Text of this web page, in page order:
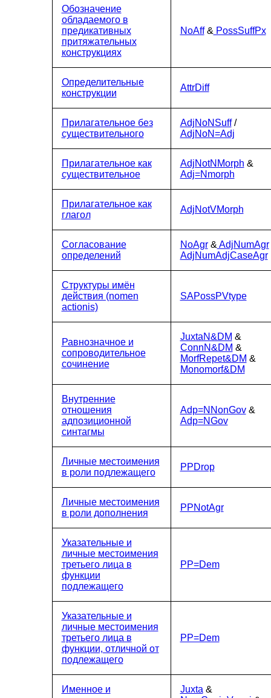
Обозначение
обладаемого в
предикативных
притяжательных
конструкциях
NoAff & PossSuffPx
Определительные
конструкции
AttrDiff
Прилагательное без
существительного
AdjNoNSuff /
AdjNoN=Adj
Прилагательное как
существительное
AdjNotNMorph &
Adj=Nmorph
Прилагательное как
глагол
AdjNotVMorph
Согласование
определений
NoAgr & AdjNumAgr
AdjNumAdjCaseAgr
Структуры имён
действия (nomen
actionis)
SAPossPVtype
Равнозначное и
сопроводительное
сочинение
JuxtaN&DM &
ConnN&DM &
MorfRepet&DM &
Monomorf&DM
Внутренние
отношения
адпозиционной
синтагмы
Adp=NNonGov &
Adp=NGov
Личные местоимения
в роли подлежащего
PPDrop
Личные местоимения
в роли дополнения
PPNotAgr
Указательные и
личные местоимения
третьего лица в
функции
подлежащего
PP=Dem
Указательные и
личные местоимения
третьего лица в
функции, отличной от
подлежащего
PP=Dem
Именное и
Juxta &